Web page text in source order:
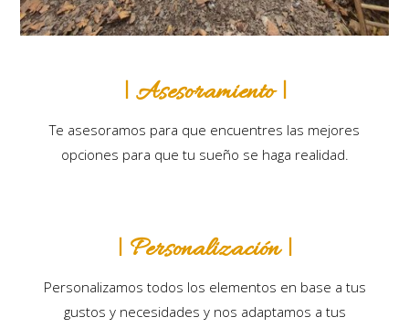
| Asesoramiento |
Te asesoramos para que encuentres las mejores
opciones para que tu sueño se haga realidad.
| Personalización |
Personalizamos todos los elementos en base a tus
gustos y necesidades y nos adaptamos a tus